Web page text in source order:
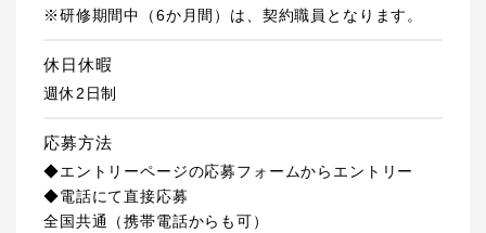
※研修期間中（6か月間）は、契約職員となります。
休日休暇
週休2日制
応募方法
◆エントリーページの応募フォームからエントリー
◆電話にて直接応募
全国共通（携帯電話からも可）